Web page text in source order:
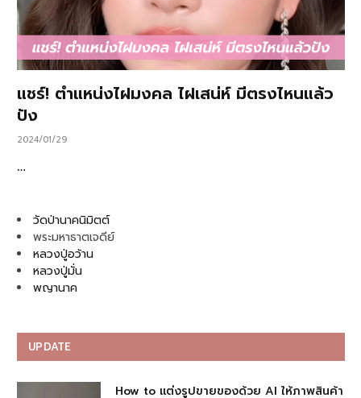
แชร์! ตำแหน่งไฝมงคล ไฝเสน่ห์ มีตรงไหนแล้ว
ปัง
2024/01/29
…
วัดป่านาคนิมิตต์
พระมหาธาตเจดีย์
หลวงปู่อว้าน
หลวงปู่มั่น
พญานาค
UPDATE
How to แต่งรูปขายของด้วย AI ให้ภาพสินค้า